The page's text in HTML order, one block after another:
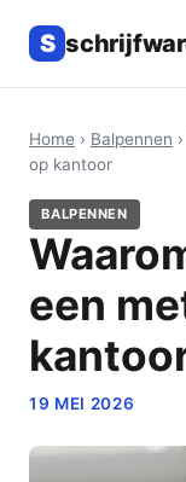
S
Home › Balpennen
op kantoor
BALPENNEN
een
19 MEI 2026